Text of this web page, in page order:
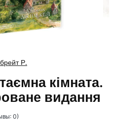
Р.
кімната.
видання
0)